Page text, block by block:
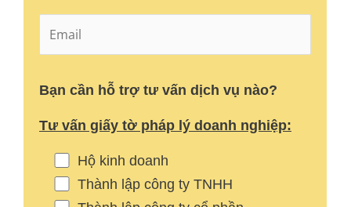
Bạn cần hỗ trợ tư vấn dịch vụ nào?
Tư vấn giấy tờ pháp lý doanh nghiệp:
Hộ kinh doanh
Thành lập công ty TNHH